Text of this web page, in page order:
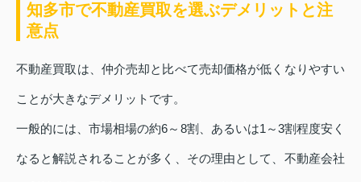
知多市で不動産買取を選ぶデメリットと注
意点
不動産買取は、仲介売却と比べて売却価格が低くなりやすい
ことが大きなデメリットです。
一般的には、市場相場の約6～8割、あるいは1～3割程度安く
なると解説されることが多く、その理由として、不動産会社